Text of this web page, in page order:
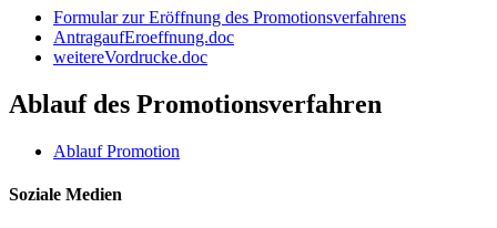
Formular zur Eröffnung des Promotionsverfahrens
AntragaufEroeffnung.doc
weitereVordrucke.doc
Ablauf des Promotionsverfahren
Ablauf Promotion
Soziale Medien